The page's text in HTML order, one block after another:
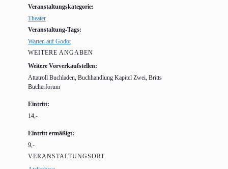
Veranstaltungskategorie:
Theater
Veranstaltung-Tags:
Warten auf Godot
VERANSTALTUNGSORT
WEITERE ANGABEN
Weitere Vorverkaufstellen:
Attatroll Buchladen, Buchhandlung Kapitel Zwei, Britts
Bücherforum
Eintritt:
14,-
Eintritt ermäßigt:
9,-